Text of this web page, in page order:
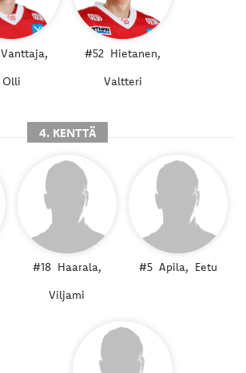
Vanttaja,
Olli
#52 Hietanen,
Valtteri
4. KENTTÄ
#18 Haarala,
Viljami
#5 Apila, Eetu